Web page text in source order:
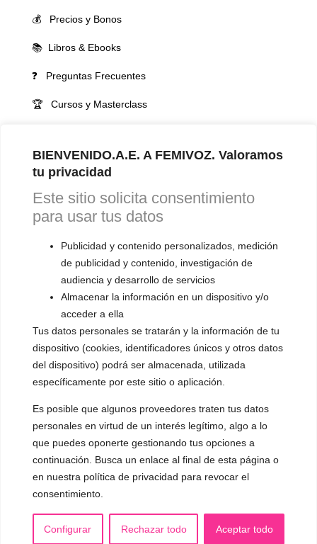
BIENVENIDO.A.E. A FEMIVOZ. Valoramos
tu privacidad
Este sitio solicita consentimiento
para usar tus datos
Publicidad y contenido personalizados, medición
de publicidad y contenido, investigación de
audiencia y desarrollo de servicios
Almacenar la información en un dispositivo y/o
acceder a ella
Tus datos personales se tratarán y la información de tu
dispositivo (cookies, identificadores únicos y otros datos
del dispositivo) podrá ser almacenada, utilizada
específicamente por este sitio o aplicación.
Es posible que algunos proveedores traten tus datos
personales en virtud de un interés legítimo, algo a lo
que puedes oponerte gestionando tus opciones a
continuación. Busca un enlace al final de esta página o
en nuestra política de privacidad para revocar el
consentimiento.
Configurar Rechazar todo Aceptar todo
💰 Precios y Bonos
📚 Libros & Ebooks
❓ Preguntas Frecuentes
🏆 Cursos y Masterclass
▪️ Feminización de la voz
▪️ Neutralización de la voz
▪️ Dualización de la voz
▪️ Androginización de la voz
OTRAS SESIONES
▪️ Caracterización de la voz
▪️ Voz virilizada por esteroides
▪️ Modificación del acento
CONTACTO Y CITAS
✅Pide tu CITA ONLINE
WhatsApp :+34 625 14 46 47